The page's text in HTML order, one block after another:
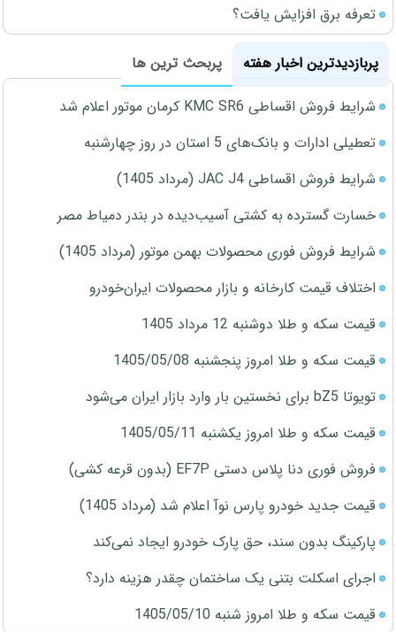
تعرفه برق افزایش یافت؟
پربازدیدترین اخبار هفته
پربحث ترین ها
شرایط فروش اقساطی KMC SR6 کرمان موتور اعلام شد
تعطیلی ادارات و بانک‌های 5 استان در روز چهارشنبه
شرایط فروش اقساطی JAC J4 (مرداد 1405)
خسارت گسترده به کشتی آسیب‌دیده در بندر دمیاط مصر
شرایط فروش فوری محصولات بهمن موتور (مرداد 1405)
اختلاف قیمت کارخانه و بازار محصولات ایران‌خودرو
قیمت سکه و طلا دوشنبه 12 مرداد 1405
قیمت سکه و طلا امروز پنجشنبه 1405/05/08
تویوتا bZ5 برای نخستین بار وارد بازار ایران می‌شود
قیمت سکه و طلا امروز یکشنبه 1405/05/11
فروش فوری دنا پلاس دستی EF7P (بدون قرعه کشی)
قیمت جدید خودرو پارس نوآ اعلام شد (مرداد 1405)
پارکینگ بدون سند، حق پارک خودرو ایجاد نمی‌کند
اجرای اسکلت بتنی یک ساختمان چقدر هزینه دارد؟
قیمت سکه و طلا امروز شنبه 1405/05/10